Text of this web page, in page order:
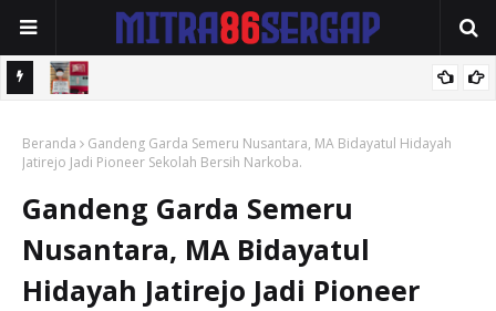
Hatta
Beranda
Gandeng Garda Semeru Nusantara, MA Bidayatul Hidayah
Jatirejo Jadi Pioneer Sekolah Bersih Narkoba.
Gandeng Garda Semeru
Nusantara, MA Bidayatul
Hidayah Jatirejo Jadi Pioneer